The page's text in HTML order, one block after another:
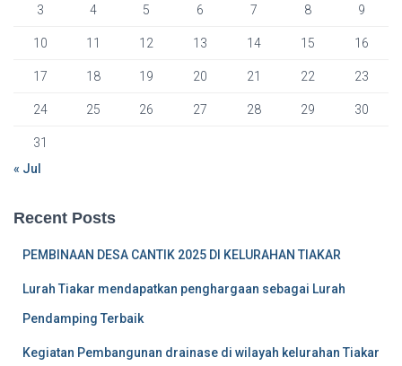
3 4 5 6 7 8 9
10 11 12 13 14 15 16
17 18 19 20 21 22 23
24 25 26 27 28 29 30
31
« Jul
Recent Posts
PEMBINAAN DESA CANTIK 2025 DI KELURAHAN TIAKAR
Lurah Tiakar mendapatkan penghargaan sebagai Lurah
Pendamping Terbaik
Kegiatan Pembangunan drainase di wilayah kelurahan Tiakar